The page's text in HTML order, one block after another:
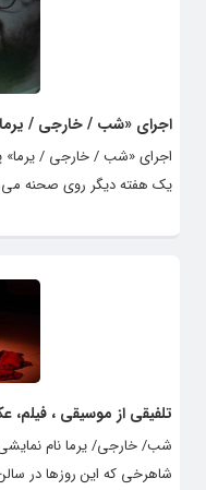
اجرای «شب / خارجی /
یک هفته دیگر روی صحنه
تلفیقى از موسیقى ، فیلم،
شب/ خارجى/ يرما نام
شاهرخى كه اين روزها در